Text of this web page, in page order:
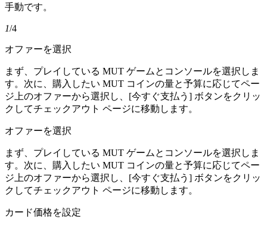
手動です。
1/4
オファーを選択
まず、プレイしている MUT ゲームとコンソールを選択しま
す。次に、購入したい MUT コインの量と予算に応じてペー
ジ上のオファーから選択し、[今すぐ支払う] ボタンをクリッ
クしてチェックアウト ページに移動します。
オファーを選択
まず、プレイしている MUT ゲームとコンソールを選択しま
す。次に、購入したい MUT コインの量と予算に応じてペー
ジ上のオファーから選択し、[今すぐ支払う] ボタンをクリッ
クしてチェックアウト ページに移動します。
カード価格を設定